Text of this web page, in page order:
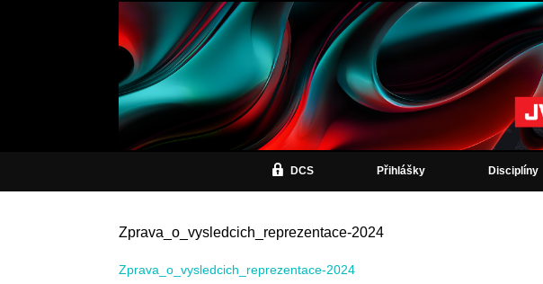
DCS Přihlášky Disciplíny
Zprava_o_vysledcich_reprezentace-2024
Zprava_o_vysledcich_reprezentace-2024